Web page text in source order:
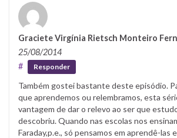
Graciete Virgínia Rietsch Monteiro
25/08/2014
#
Responder
Também gostei bastante deste episódio.
que aprendemos ou relembramos, esta
vantagem de dar o relevo ao ser que
descobriu. Quando nas escolas nos
Faraday,p.e., só pensamos em aprendê-las